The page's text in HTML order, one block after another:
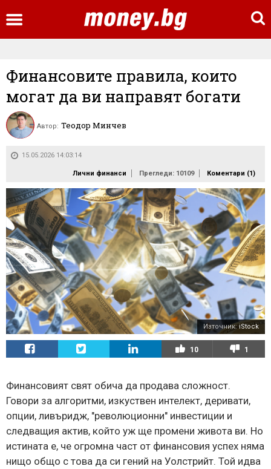
Финансовите правила, които
могат да ви направят богати
Автор: Теодор Минчев
15.05.2026 14:03:14
Лични финанси Прегледи: 10109 Коментари (1)
Източник:iStock
10 1
Финансовият свят обича да продава сложност.
Говори за алгоритми, изкуствен интелект, деривати,
опции, ливъридж, "революционни" инвестиции и
следващия актив, който уж ще промени живота ви. Но
истината е, че огромна част от финансовия успех няма
нищо общо с това да си гений на Уолстрийт. Той идва